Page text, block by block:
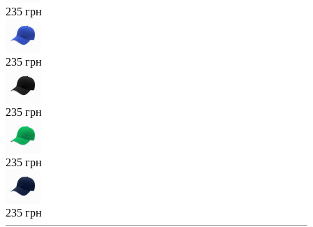
235 грн
235 грн
235 грн
235 грн
235 грн